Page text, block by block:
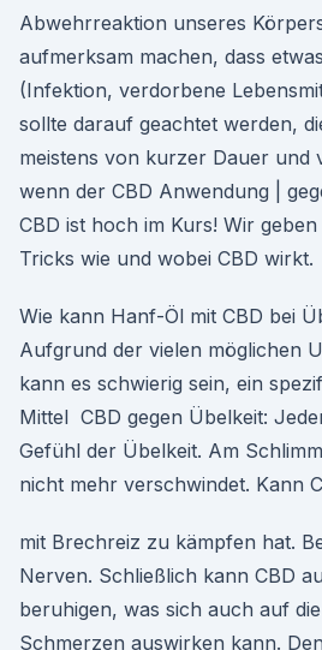
Abwehrreaktion unseres
aufmerksam machen, dass
(Infektion, verdorbene
sollte darauf geachtet werden,
meistens von kurzer Dauer und
wenn der CBD Anwendung |
CBD ist hoch im Kurs! Wir
Tricks wie und wobei CBD wirkt.
Wie kann Hanf-Öl mit CBD bei
Aufgrund der vielen möglichen
kann es schwierig sein, ein
Mittel CBD gegen Übelkeit:
Gefühl der Übelkeit. Am
nicht mehr verschwindet. Kann
mit Brechreiz zu kämpfen hat.
Nerven. Schließlich kann CBD
beruhigen, was sich auch auf
Schmerzen auswirken kann.